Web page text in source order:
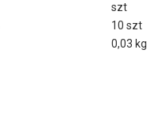
szt
10 szt
0,03 kg